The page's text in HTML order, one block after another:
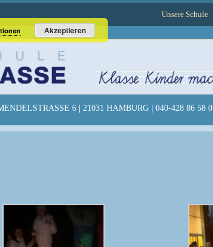
Unsere Schule
6 | 21031 HAMBURG | 040-428 86 58 0
Akzeptieren